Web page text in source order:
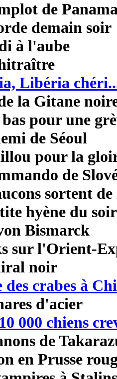
de
demain soir
à l'aube
Libéria
la Gitane
pour une
de Séoul
pour la
de
sortent
hyène du soir
Bismarck
sur l'Orient-
noir
des crabes à
d'acier
000 chiens
de
en Prusse